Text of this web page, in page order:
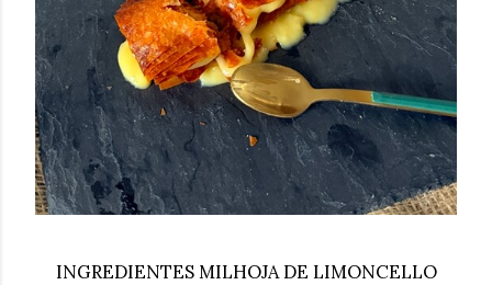
INGREDIENTES MILHOJA DE LIMONCELLO